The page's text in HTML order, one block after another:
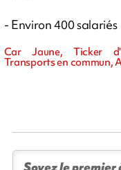
- Environ 400 salariés
Car Jaune, Ticker
Transports en commun,